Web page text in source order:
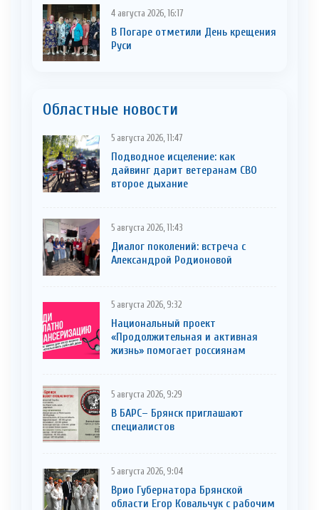
4 августа 2026, 16:17
В Погаре отметили День крещения
Руси
Областные новости
5 августа 2026, 11:47
Подводное исцеление: как
дайвинг дарит ветеранам СВО
второе дыхание
5 августа 2026, 11:43
Диалог поколений: встреча с
Александрой Родионовой
5 августа 2026, 9:32
Национальный проект
«Продолжительная и активная
жизнь» помогает россиянам
5 августа 2026, 9:29
В БАРС– Брянcк приглaшают
cпециaлистoв
5 августа 2026, 9:04
Врио Губернатора Брянской
области Егор Ковальчук с рабочим